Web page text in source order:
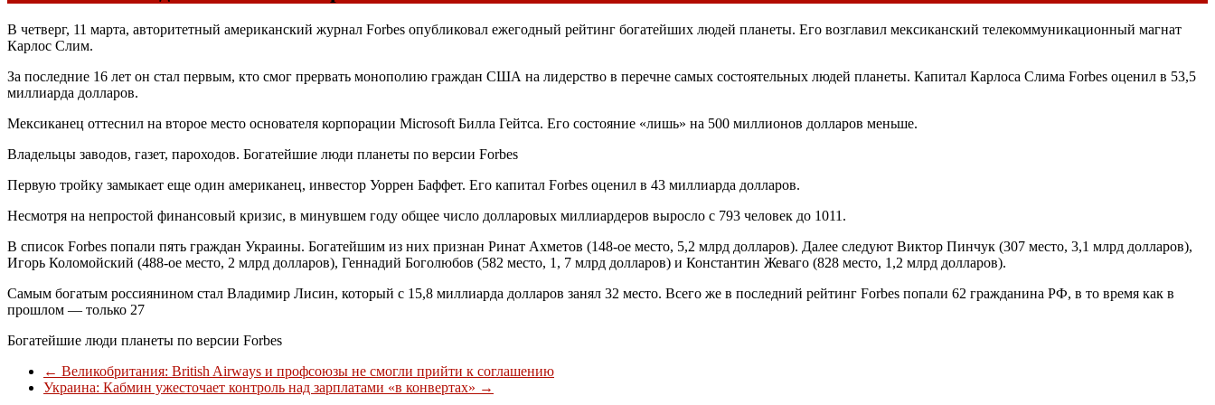
В четверг, 11 марта, авторитетный американский журнал Forbes опубликовал ежегодный рейтинг богатейших людей планеты. Его возглавил мексиканский телекоммуникационный магнат
Карлос Слим.
За последние 16 лет он стал первым, кто смог прервать монополию граждан США на лидерство в перечне самых состоятельных людей планеты. Капитал Карлоса Слима Forbes оценил в 53,5
миллиарда долларов.
Мексиканец оттеснил на второе место основателя корпорации Microsoft Билла Гейтса. Его состояние «лишь» на 500 миллионов долларов меньше.
Владельцы заводов, газет, пароходов. Богатейшие люди планеты по версии Forbes
Первую тройку замыкает еще один американец, инвестор Уоррен Баффет. Его капитал Forbes оценил в 43 миллиарда долларов.
Несмотря на непростой финансовый кризис, в минувшем году общее число долларовых миллиардеров выросло с 793 человек до 1011.
В список Forbes попали пять граждан Украины. Богатейшим из них признан Ринат Ахметов (148-ое место, 5,2 млрд долларов). Далее следуют Виктор Пинчук (307 место, 3,1 млрд долларов),
Игорь Коломойский (488-ое место, 2 млрд долларов), Геннадий Боголюбов (582 место, 1, 7 млрд долларов) и Константин Жеваго (828 место, 1,2 млрд долларов).
Самым богатым россиянином стал Владимир Лисин, который с 15,8 миллиарда долларов занял 32 место. Всего же в последний рейтинг Forbes попали 62 гражданина РФ, в то время как в
прошлом — только 27
Богатейшие люди планеты по версии Forbes
← Великобритания: British Airways и профсоюзы не смогли прийти к соглашению
Украина: Кабмин ужесточает контроль над зарплатами «в конвертах» →